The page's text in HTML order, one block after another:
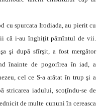
cu spurcata Irodiada, au pierit cu
că i-au înghiţit pămîntul de vii.
şi după sfîrşit, a fost mergător
înainte de pogorîrea în iad, a
cel ce S-a arătat în trup şi a
stricarea iadului, scoţîndu-se de
de multe cununi în cereasca